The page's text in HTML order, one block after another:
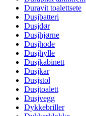
Duravit toalettsete
Dusjbatteri
Dusjdør
Dusjhjørne
Dusjhode
Dusjhylle
Dusjkabinett
Dusjkar
Dusjstol
Dusjtoalett
Dusjvegg
Dykkebriller